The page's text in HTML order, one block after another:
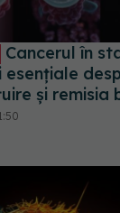
Cancerul în
esențiale
și remisia